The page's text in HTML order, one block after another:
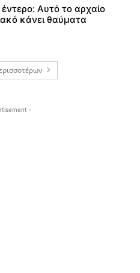
έντερο: Αυτό το αρχαίο
κάνει θαύματα
-